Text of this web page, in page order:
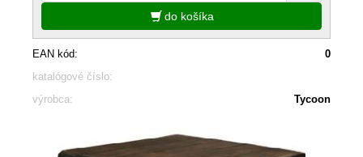
do košíka
EAN kód:
0
katalógové číslo:
výrobca:
Tycoon